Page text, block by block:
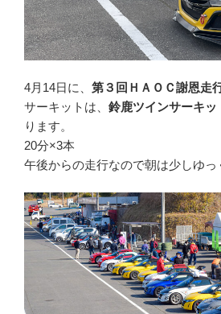
4月14日に、 第３回ＨＡＯＣ謝恩走
サーキットは、 鈴鹿ツインサーキッ
ります。
20分×3本
午後からの走行なので朝は少しゆっ